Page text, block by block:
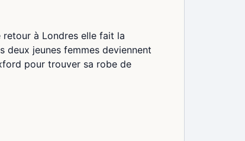
à Londres elle fait la
deux jeunes femmes deviennent
pour trouver sa robe de